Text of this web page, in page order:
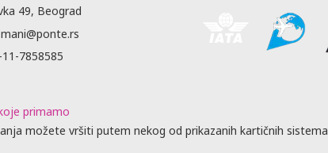
49, Beograd
7858585
primamo
možete vršiti putem nekog od prikazanih kartičnih sistema